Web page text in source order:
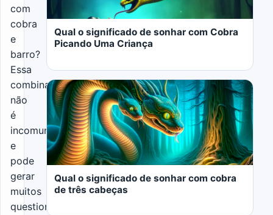
com
cobra
e
barro?
Essa
combinação
não
é
incomum
e
pode
gerar
muitos
questionamentos
Qual o significado de sonhar com Cobra
Picando Uma Criança
LER MAIS
Qual o significado de sonhar com cobra
de três cabeças